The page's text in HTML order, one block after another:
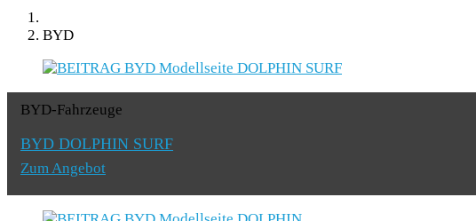
BYD
BYD-Fahrzeuge
BYD DOLPHIN SURF
Zum Angebot